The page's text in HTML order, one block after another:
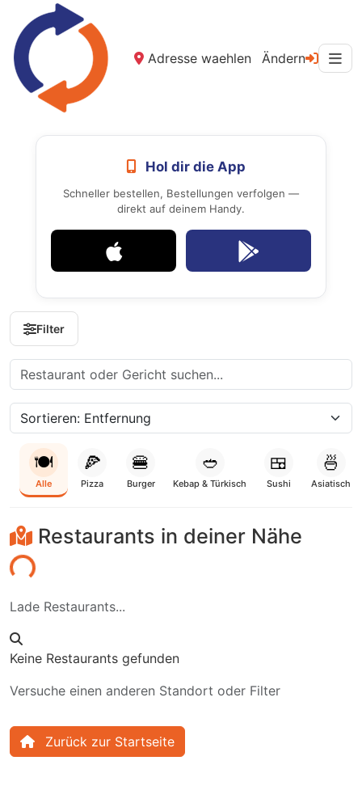
Adresse waehlen Ändern
Hol dir die App
Schneller bestellen, Bestellungen verfolgen —
direkt auf deinem Handy.
Filter
🍽️
Alle
🍕
Pizza
🍔
Burger
🥙
Kebap & Türkisch
🍱
Sushi
🍜
Asiatisch
Restaurants in deiner Nähe
Lade Restaurants...
Keine Restaurants gefunden
Versuche einen anderen Standort oder Filter
Zurück zur Startseite